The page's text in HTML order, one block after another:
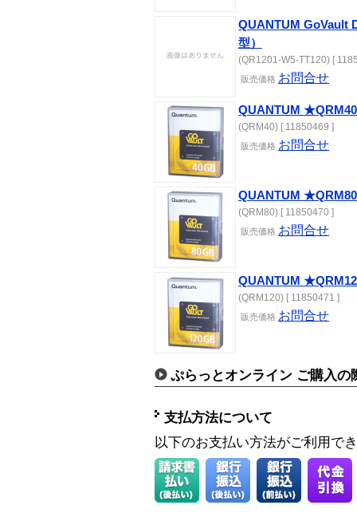
QUANTUM GoVault
型）
(QR1201-W5-TT120) [
販売価格 お問合せ
QUANTUM ★QRM40
(QRM40) [ 11850469 ]
販売価格 お問合せ
QUANTUM ★QRM80
(QRM80) [ 11850470 ]
販売価格 お問合せ
QUANTUM
(QRM120) [ 11850471 ]
販売価格 お問合せ
ぷらっとオンライン ご購入の
支払方法について
以下のお支払い方法がご利用で